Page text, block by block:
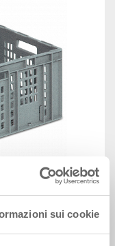
sui cookie
immagine simile